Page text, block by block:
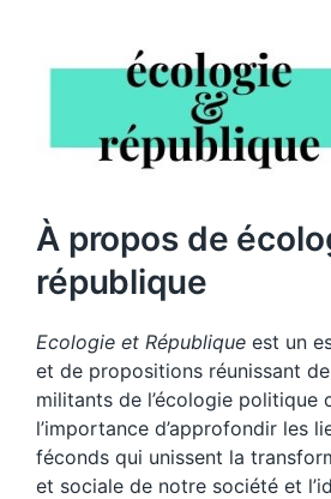
À propos de
république
Ecologie et République est un
et de propositions réunissant
militants de l’écologie politique
l’importance d’approfondir les
féconds qui unissent la
et sociale de notre société et